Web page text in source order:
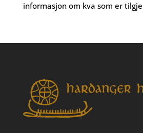
informasjon om kva som er